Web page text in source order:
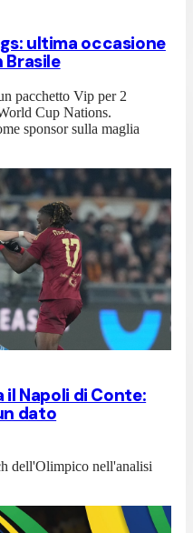
ultima occasione
Brasile
pacchetto Vip per 2
Cup Nations.
sponsor sulla maglia
il Napoli di Conte:
dato
dell'Olimpico nell'analisi